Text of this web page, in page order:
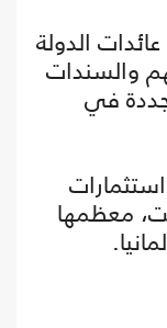
الدولة
والسندات
في
من استثمارات
معظمها